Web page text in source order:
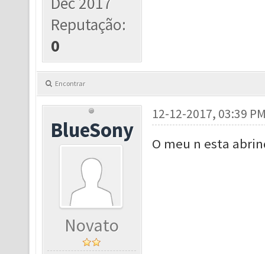
Reputação:
0
Encontrar
BlueSony
Novato
12-12-2017, 03:39
O meu n esta